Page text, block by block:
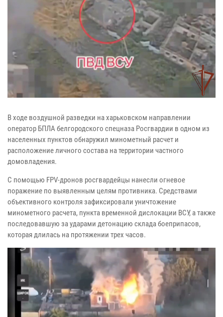
В ходе воздушной разведки на харьковском направлении
оператор БПЛА белгородского спецназа Росгвардии в одном из
населенных пунктов обнаружил минометный расчет и
расположение личного состава на территории частного
домовладения.
С помощью FPV-дронов росгвардейцы нанесли огневое
поражение по выявленным целям противника. Средствами
объективного контроля зафиксировали уничтожение
минометного расчета, пункта временной дислокации ВСУ, а также
последовавшую за ударами детонацию склада боеприпасов,
которая длилась на протяжении трех часов.